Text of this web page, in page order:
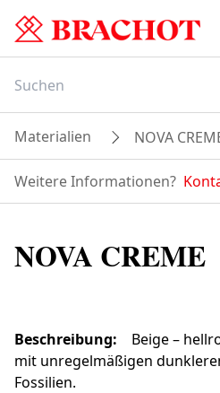
Materialien NOVA
Weitere Informationen?
NOVA CREME
Beschreibung:
Beige –
mit unregelmäßigen
Fossilien.